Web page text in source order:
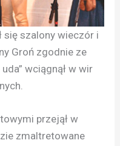
się szalony wieczór i
Groń zgodnie ze
wciągnął w wir
przejął w
zmaltretowane